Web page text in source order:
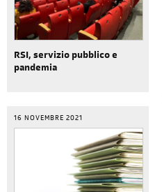
RSI, servizio pubblico e
pandemia
16 NOVEMBRE 2021